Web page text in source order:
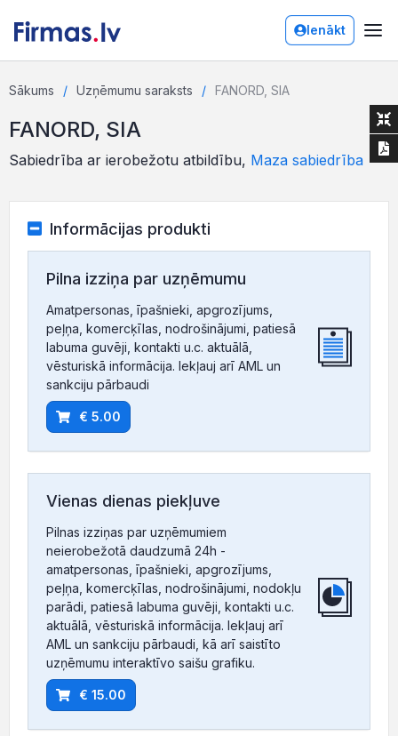
Ienākt
Sākums Uzņēmumu saraksts FANORD, SIA
FANORD, SIA
Sabiedrība ar ierobežotu atbildību, Maza sabiedrība
Informācijas produkti
Pilna izziņa par uzņēmumu
Amatpersonas, īpašnieki, apgrozījums,
peļņa, komercķīlas, nodrošinājumi, patiesā
labuma guvēji, kontakti u.c. aktuālā,
vēsturiskā informācija. Iekļauj arī AML un
sankciju pārbaudi
€ 5.00
Vienas dienas piekļuve
Pilnas izziņas par uzņēmumiem
neierobežotā daudzumā 24h -
amatpersonas, īpašnieki, apgrozījums,
peļņa, komercķīlas, nodrošinājumi, nodokļu
parādi, patiesā labuma guvēji, kontakti u.c.
aktuālā, vēsturiskā informācija. Iekļauj arī
AML un sankciju pārbaudi, kā arī saistīto
uzņēmumu interaktīvo saišu grafiku.
€ 15.00